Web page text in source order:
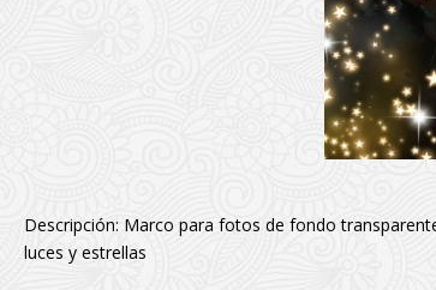
Descripción: Marco para fotos de fondo
luces y estrellas